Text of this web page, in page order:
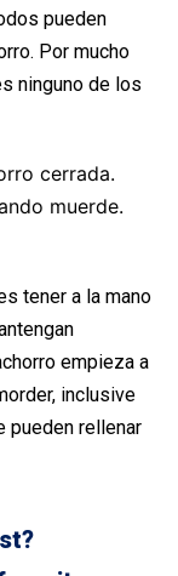
pueden
Por mucho
ninguno de los
cerrada.
muerde.
tener a la mano
empieza a
inclusive
pueden rellenar